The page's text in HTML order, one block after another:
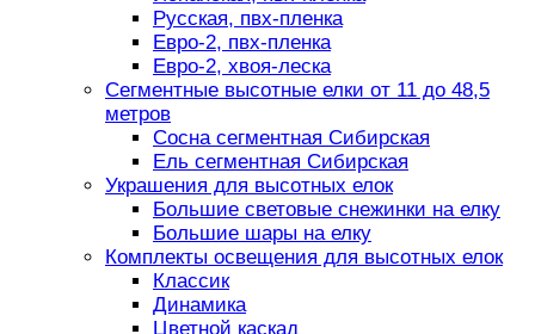
Русская, пвх-пленка
Евро-2, пвх-пленка
Евро-2, хвоя-леска
Сегментные высотные елки от 11 до 48,5
метров
Сосна сегментная Сибирская
Ель сегментная Сибирская
Украшения для высотных елок
Большие световые снежинки на елку
Большие шары на елку
Комплекты освещения для высотных елок
Классик
Динамика
Цветной каскад